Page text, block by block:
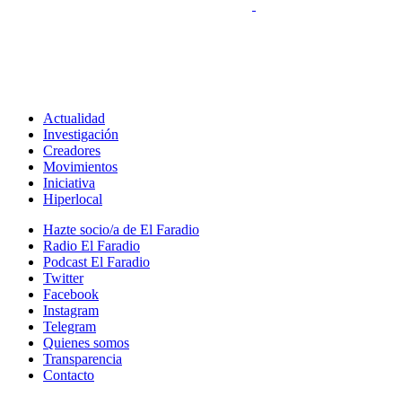
Actualidad
Investigación
Creadores
Movimientos
Iniciativa
Hiperlocal
Hazte socio/a de El Faradio
Radio El Faradio
Podcast El Faradio
Twitter
Facebook
Instagram
Telegram
Quienes somos
Transparencia
Contacto